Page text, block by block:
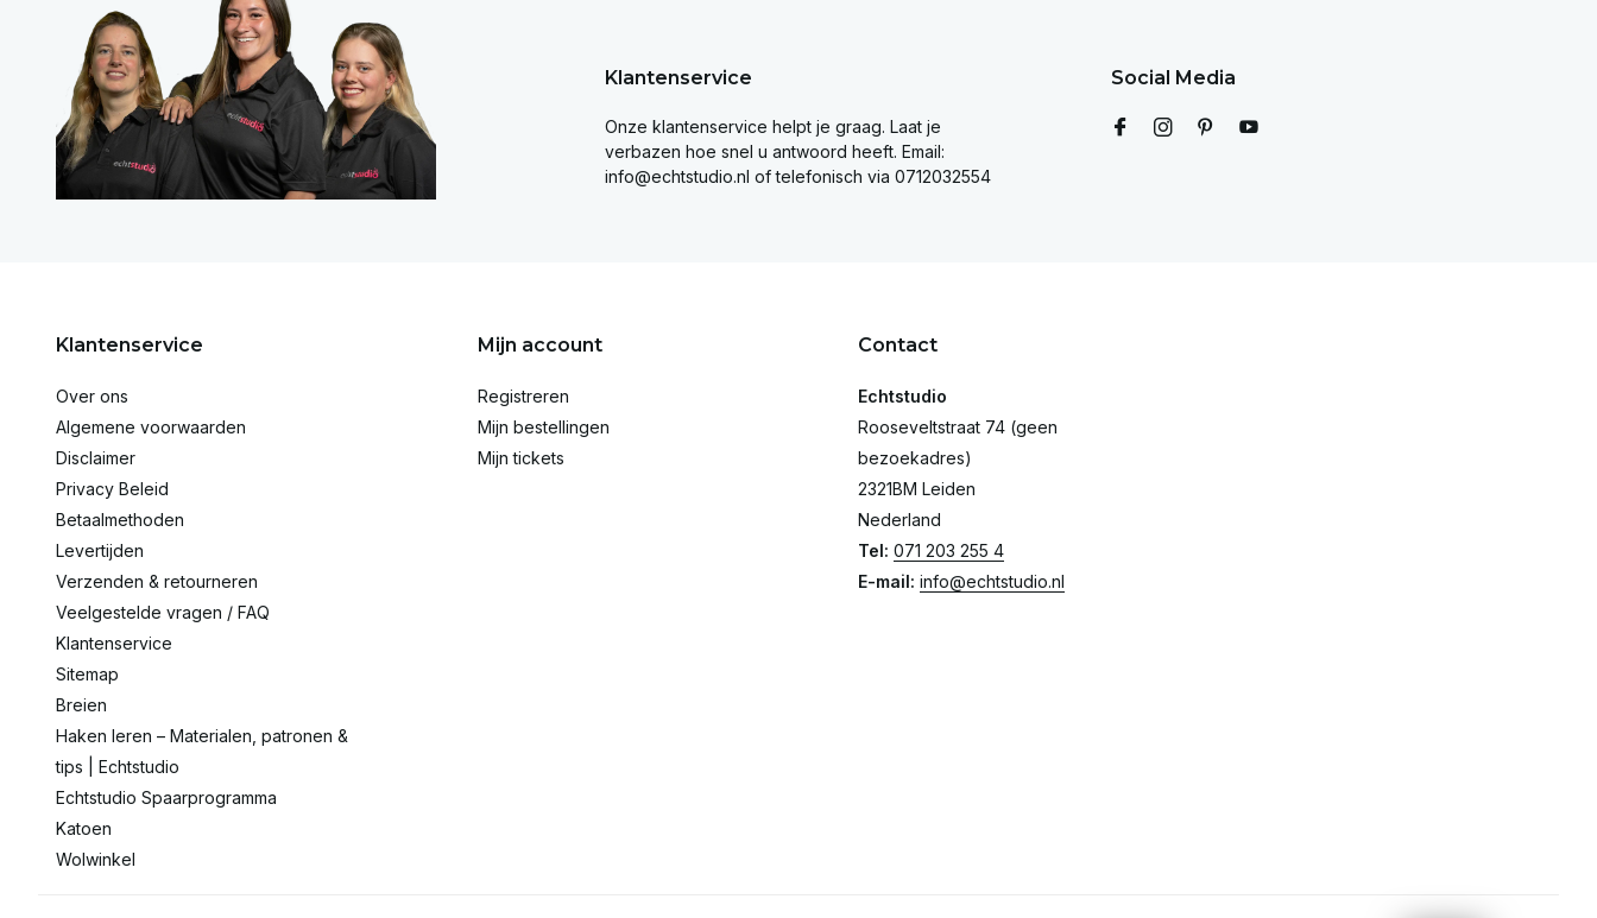
Klantenservice
Onze klantenservice helpt je graag. Laat je
verbazen hoe snel u antwoord heeft. Email:
info@echtstudio.nl of telefonisch via 0712032554
Social Media
Klantenservice
Over ons
Algemene voorwaarden
Disclaimer
Privacy Beleid
Betaalmethoden
Levertijden
Verzenden & retourneren
Veelgestelde vragen / FAQ
Klantenservice
Sitemap
Breien
Haken leren – Materialen, patronen &
tips | Echtstudio
Echtstudio Spaarprogramma
Katoen
Wolwinkel
Mijn account
Registreren
Mijn bestellingen
Mijn tickets
Contact
Echtstudio
Rooseveltstraat 74 (geen
bezoekadres)
2321BM Leiden
Nederland
Tel: 071 203 255 4
E-mail: info@echtstudio.nl